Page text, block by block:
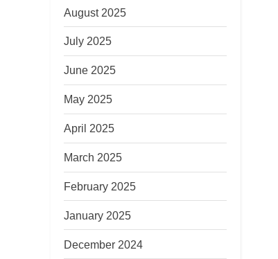
August 2025
July 2025
June 2025
May 2025
April 2025
March 2025
February 2025
January 2025
December 2024